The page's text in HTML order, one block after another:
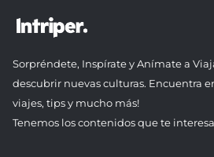
Sorpréndete, Inspírate y Anímate a
descubrir nuevas culturas. Encuentra
viajes, tips y mucho más!
Tenemos los contenidos que te